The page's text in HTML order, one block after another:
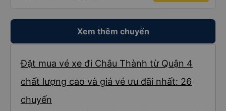
Xem thêm chuyến
Đặt mua vé xe đi Châu Thành từ Quận 4
chất lượng cao và giá vé ưu đãi nhất: 26
chuyến